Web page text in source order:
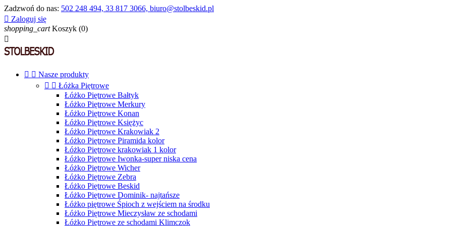
Zadzwoń do nas: 502 248 494, 33 817 3066, biuro@stolbeskid.pl
 Zaloguj się
shopping_cart Koszyk (0)

  Nasze produkty
  Łóżka Piętrowe
Łóżko Piętrowe Bałtyk
Łóżko Piętrowe Merkury
Łóżko Piętrowe Konan
Łóżko Piętrowe Księżyc
Łóżko Piętrowe Krakowiak 2
Łóżko Piętrowe Piramida kolor
Łóżko Piętrowe krakowiak 1 kolor
Łóżko Piętrowe Iwonka-super niska cena
Łóżko Piętrowe Wicher
Łóżko Piętrowe Zebra
Łóżko Piętrowe Beskid
Łóżko Piętrowe Dominik- najtańsze
Łóżko piętrowe Śpioch z wejściem na środku
Łóżko Piętrowe Mieczysław ze schodami
Łóżko Piętrowe ze schodami Klimczok